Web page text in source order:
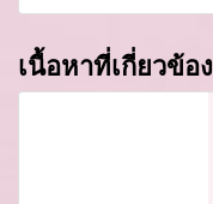
เนื้อหาที่เกี่ยวข้อง